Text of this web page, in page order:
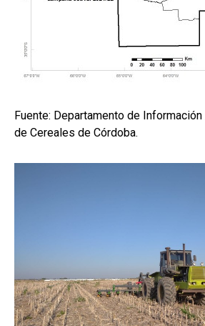
Fuente: Departamento de
de Cereales de Córdoba.